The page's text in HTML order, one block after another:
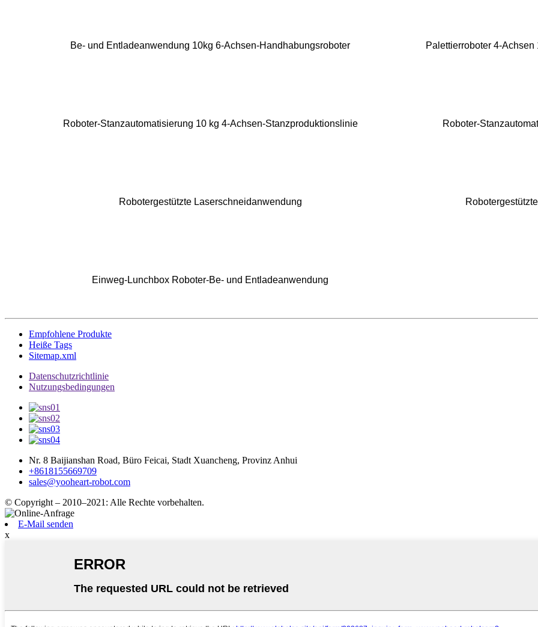
Be- und Entladeanwendung 10kg 6-Achsen-Handhabungsroboter Palettierroboter 4-
Roboter-Stanzautomatisierung 10 kg 4-Achsen-Stanzproduktionslinie Roboter-
Robotergestützte Laserschneidanwendung
Einweg-Lunchbox Roboter-Be- und Entladeanwendung
Empfohlene Produkte
Heiße Tags
Sitemap.xml
Datenschutzrichtlinie
Nutzungsbedingungen
Nr. 8 Baijianshan Road, Büro Feicai, Stadt Xuancheng, Provinz Anhui
+8618155669709
sales@yooheart-robot.com
© Copyright – 2010–2021: Alle Rechte vorbehalten.
E-Mail senden
x